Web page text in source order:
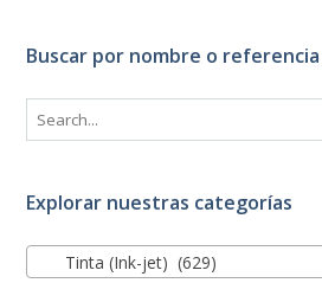
Buscar por nombre o referencia
Explorar nuestras categorías
Tinta (Ink-jet) (629)